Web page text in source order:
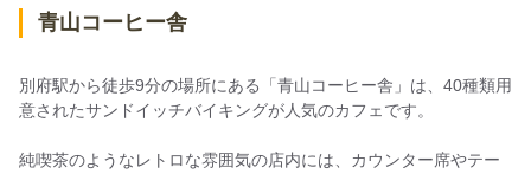
アップル
ティールーム コージーコーナー
青山コーヒー舎
別府駅から徒歩9分の場所にある「青山コーヒー舎」は、40種類用
意されたサンドイッチバイキングが人気のカフェです。
純喫茶のようなレトロな雰囲気の店内には、カウンター席やテー